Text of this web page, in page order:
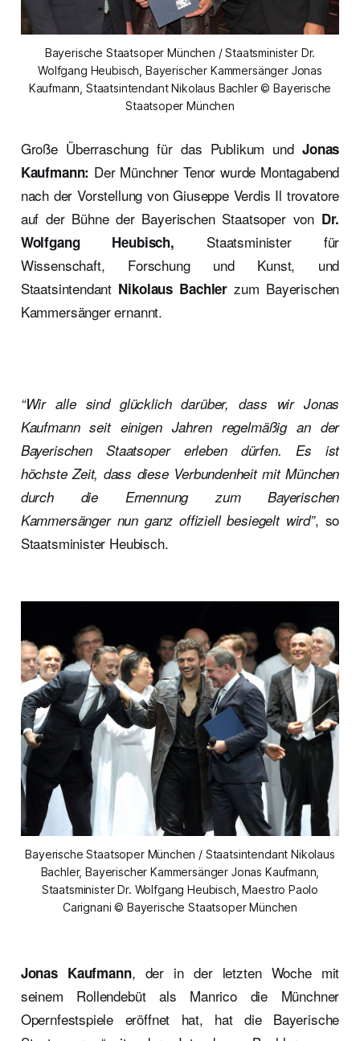
Bayerische Staatsoper München / Staatsminister Dr.
Wolfgang Heubisch, Bayerischer Kammersänger Jonas
Kaufmann, Staatsintendant Nikolaus Bachler © Bayerische
Staatsoper München
Große Überraschung für das Publikum undJonas
Kaufmann: Der Münchner Tenor wurde Montagabend
nach der Vorstellung von Giuseppe Verdis Il trovatore
auf der Bühne der Bayerischen Staatsoper von Dr.
Wolfgang Heubisch, Staatsminister für
Wissenschaft, Forschung und Kunst, und
Staatsintendant Nikolaus Bachler zum Bayerischen
Kammersänger ernannt.
“Wir alle sind glücklich darüber, dass wir Jonas
Kaufmann seit einigen Jahren regelmäßig an der
Bayerischen Staatsoper erleben dürfen. Es ist
höchste Zeit, dass diese Verbundenheit mit München
durch die Ernennung zum Bayerischen
Kammersänger nun ganz offiziell besiegelt wird”, so
Staatsminister Heubisch.
Bayerische Staatsoper München / Staatsintendant Nikolaus
Bachler, Bayerischer Kammersänger Jonas Kaufmann,
Staatsminister Dr. Wolfgang Heubisch, Maestro Paolo
Carignani © Bayerische Staatsoper München
Jonas Kaufmann, der in der letzten Woche mit
seinem Rollendebüt als Manrico die Münchner
Opernfestspiele eröffnet hat, hat die Bayerische